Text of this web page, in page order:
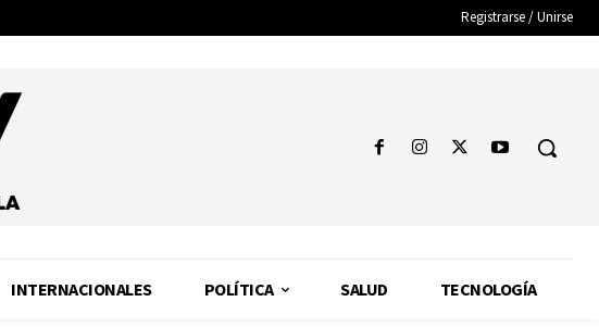
Registrarse / Unirse
INTERNACIONALES POLÍTICA SALUD TECNOLOGÍA